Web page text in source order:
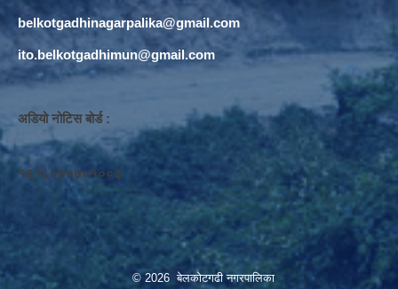
belkotgadhinagarpalika@gmail.com
ito.belkotgadhimun@gmail.com
अडियो नोटिस बोर्ड :
१६१८०७०७०१००३
© 2026 बेलकोटगढी नगरपालिका